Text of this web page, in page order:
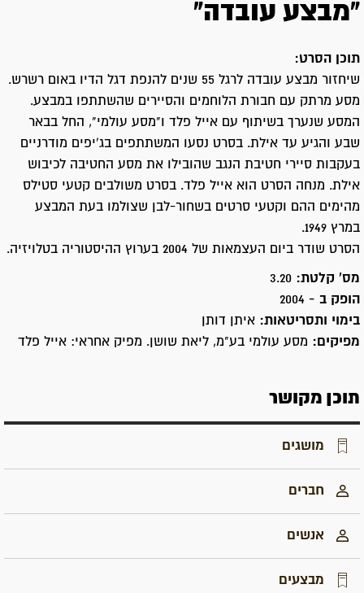
"מבצע עובדה"
תוכן הסרט:
שיחזור מבצע עובדה לרגל 55 שנים להנפת דגל הדיו באום רשרש.
מסע מרתק עם חבורת הלוחמים והסיירים שהשתתפו במבצע.
המסע שנערך בשיתוף עם אייל פלד ו"מסע עולמי", החל בבאר
שבע והגיע עד אילת. בסרט נסעו המשתתפים בג'יפים מודרניים
בעקבות סיירי חטיבת הנגב שהובילו את מסע החטיבה לכיבוש
אילת. מנחה הסרט הוא אייל פלד. בסרט משולבים קטעי סטילס
מהימים ההם וקטעי סרטים בשחור-לבן שצולמו בעת המבצע
במרץ 1949.
הסרט שודר ביום העצמאות של 2004 בערוץ ההיסטוריה בטלויזיה.
מס' קלטת:
הופק ב -
בימוי ותסריטאות: איתן דותן
מפיקים: מסע עולמי בע"מ, ליאת שושן. מפיק אחראי: אייל פלד
תוכן מקושר
מושגים
חברים
אנשים
מבצעים